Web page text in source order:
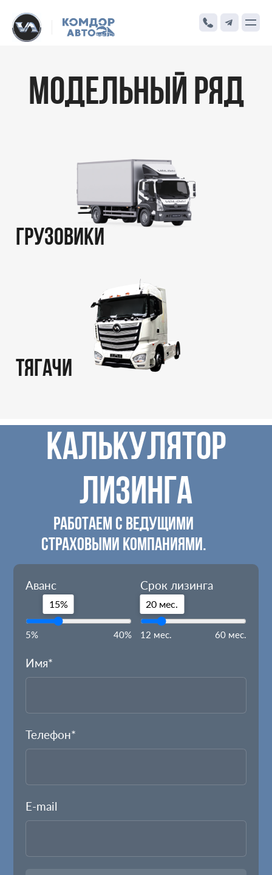
МОДЕЛЬНЫЙ РЯД
ГРУЗОВИКИ
ТЯГАЧИ
КАЛЬКУЛЯТОР
ЛИЗИНГА
РАБОТАЕМ С ВЕДУЩИМИ
СТРАХОВЫМИ КОМПАНИЯМИ.
Аванс
15%
5% 40%
Срок лизинга
20 мес.
12 мес. 60 мес.
Имя*
Телефон*
E-mail